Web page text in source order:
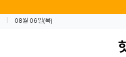
08월 06일(목)